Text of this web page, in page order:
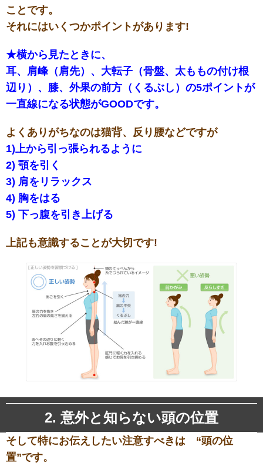
ことです。
それにはいくつかポイントがあります!
★横から見たときに、
耳、肩峰（肩先）、大転子（骨盤、太ももの付け根
辺り）、膝、外果の前方（くるぶし）の5ポイントが
一直線になる状態がGOODです。
よくありがちなのは猫背、反り腰などですが
1)上から引っ張られるように
2) 顎を引く
3) 肩をリラックス
4) 胸をはる
5) 下っ腹を引き上げる
上記も意識することが大切です!
2. 意外と知らない頭の位置
そして特にお伝えしたい注意すべきは “頭の位
置”です。